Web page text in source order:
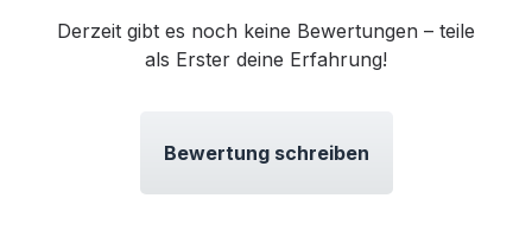
Derzeit gibt es noch keine Bewertungen – teile
als Erster deine Erfahrung!
Bewertung schreiben